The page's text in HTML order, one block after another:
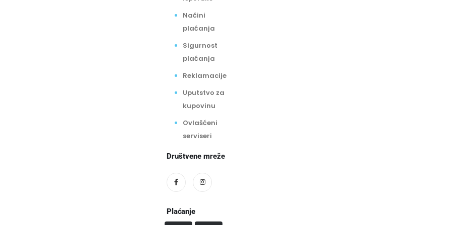
Načini
plaćanja
Sigurnost
plaćanja
Reklamacije
Uputstvo za
kupovinu
Ovlašćeni
serviseri
Društvene mreže
Plaćanje